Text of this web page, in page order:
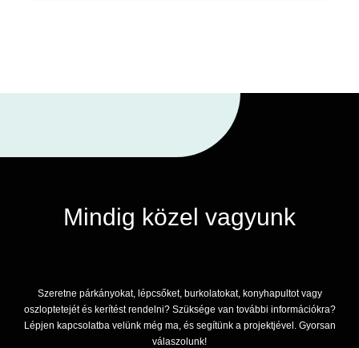
Mindig közel vagyunk
Szeretne párkányokat, lépcsőket, burkolatokat, konyhapultot vagy
oszloptetejét és kerítést rendelni? Szüksége van további információkra?
Lépjen kapcsolatba velünk még ma, és segítünk a projektjével. Gyorsan
válaszolunk!